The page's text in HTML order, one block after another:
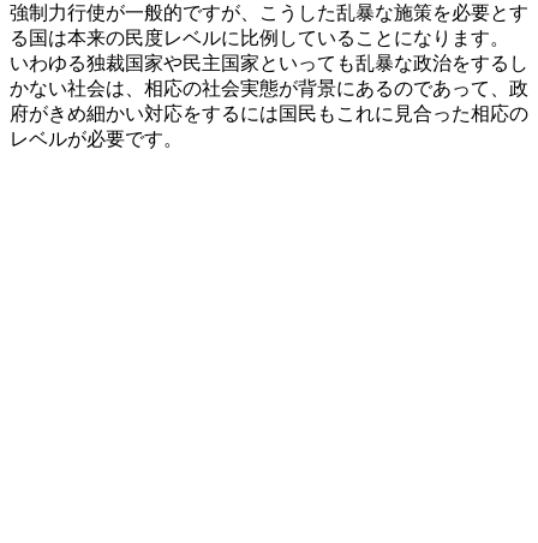
強制力行使が一般的ですが、こうした乱暴な施策を必要とす
る国は本来の民度レベルに比例していることになります。
いわゆる独裁国家や民主国家といっても乱暴な政治をするし
かない社会は、相応の社会実態が背景にあるのであって、政
府がきめ細かい対応をするには国民もこれに見合った相応の
レベルが必要です。